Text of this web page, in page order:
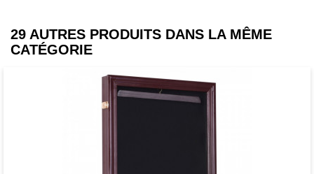
29 AUTRES PRODUITS DANS LA MÊME
CATÉGORIE